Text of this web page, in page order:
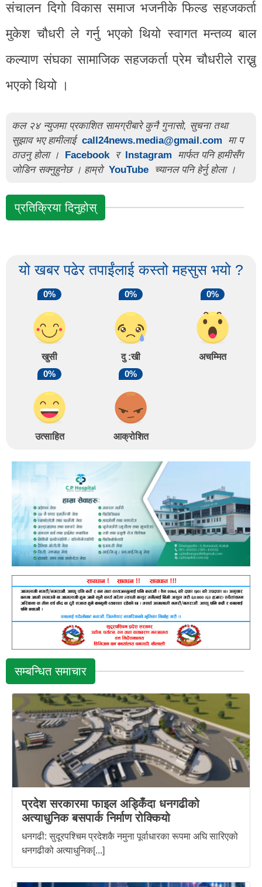
संचालन दिगो विकास समाज भजनीके फिल्ड सहजकर्ता
मुकेश चौधरी ले गर्नु भएको थियो स्वागत मन्तव्य बाल
कल्याण संघका सामाजिक सहजकर्ता प्रेम चौधरीले राख्नु
भएको थियो ।
कल २४ न्युजमा प्रकाशित सामग्रीबारे कुनै गुनासो, सुचना तथा
सुझाव भए हामीलाई call24news.media@gmail.com
मा प
ठाउनु होला ।
Facebook र Instagram
मार्फत पनि हामीसँग
जोडिन सक्नुहुनेछ । हाम्रो YouTube च्यानल पनि हेर्नु होला ।
प्रतिक्रिया दिनुहोस्
यो खबर पढेर तपाईंलाई कस्तो महसुस भयो ?
0%
खुसी
0%
दु :खी
0%
अचम्मित
0%
उत्साहित
0%
आक्रोशित
सम्बन्धित समाचार
प्रदेश सरकारमा फाइल अड्किँदा धनगढीको
अत्याधुनिक बसपार्क निर्माण रोक्कियो
धनगढी: सुदूरपश्चिम प्रदेशकै नमुना पूर्वाधारका रूपमा अघि सारिएको
धनगढीको अत्याधुनिक[...]